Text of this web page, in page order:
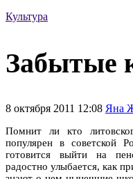
Культура
Забытые
8 октября 2011 12:08 Яна
Помнит ли кто
популярен в советской
готовится выйти на
радостно улыбается, как